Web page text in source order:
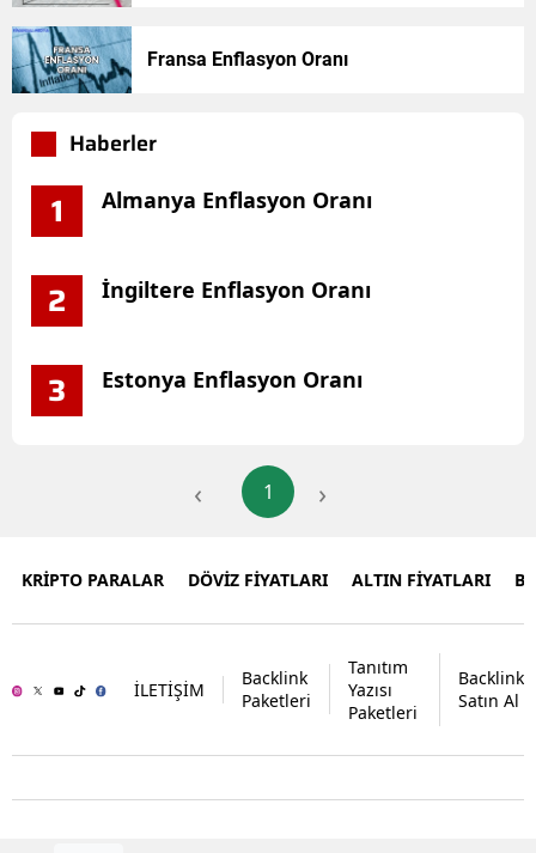
Fransa Enflasyon Oranı
Haberler
1 Almanya Enflasyon Oranı
2 İngiltere Enflasyon Oranı
3 Estonya Enflasyon Oranı
‹ 1 ›
KRİPTO PARALAR DÖVİZ FİYATLARI ALTIN FİYATLARI
İLETİŞİM
Backlink
Paketleri
Tanıtım
Yazısı
Paketleri
Backlink
Satın Al